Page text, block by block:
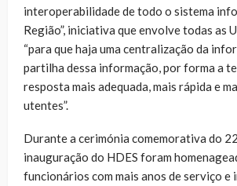
interoperabilidade de todo o sistema
Região”, iniciativa que envolve todas as
“para que haja uma centralização da
partilha dessa informação, por forma a
resposta mais adequada, mais rápida e
utentes”.
Durante a cerimónia comemorativa do
inauguração do HDES foram
funcionários com mais anos de serviço e